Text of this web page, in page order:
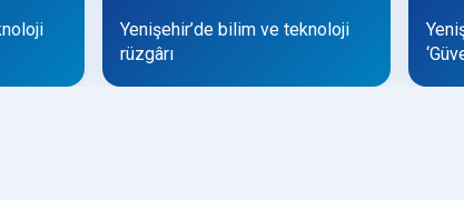
Yenişehir’de bilim ve teknoloji
rüzgârı